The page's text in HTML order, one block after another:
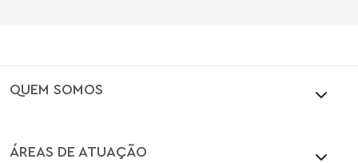
QUEM SOMOS
ÁREAS DE ATUAÇÃO